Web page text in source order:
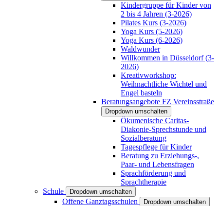
Kindergruppe für Kinder von
2 bis 4 Jahren (3-2026)
Pilates Kurs (3-2026)
Yoga Kurs (5-2026)
Yoga Kurs (6-2026)
Waldwunder
Willkommen in Düsseldorf (3-
2026)
Kreativworkshop:
Weihnachtliche Wichtel und
Engel basteln
Beratungsangebote FZ Vereinsstraße
Dropdown umschalten
Ökumenische Caritas-
Diakonie-Sprechstunde und
Sozialberatung
Tagespflege für Kinder
Beratung zu Erziehungs-,
Paar- und Lebensfragen
Sprachförderung und
Sprachtherapie
Schule
Dropdown umschalten
Offene Ganztagsschulen Dropdown umschalten